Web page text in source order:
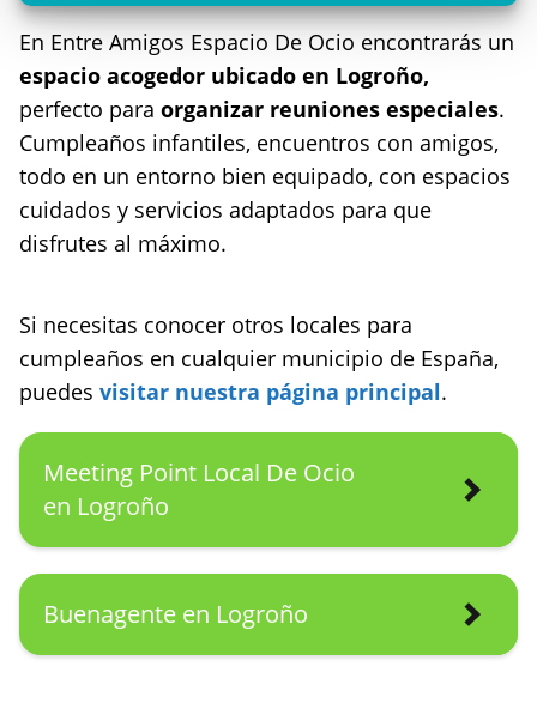
En Entre Amigos Espacio De Ocio encontrarás un
espacio acogedor ubicado en Logroño,
perfecto para organizar reuniones especiales.
Cumpleaños infantiles, encuentros con amigos,
todo en un entorno bien equipado, con espacios
cuidados y servicios adaptados para que
disfrutes al máximo.
Si necesitas conocer otros locales para
cumpleaños en cualquier municipio de España,
puedes visitar nuestra página principal.
Meeting Point Local De Ocio
en Logroño
Buenagente en Logroño